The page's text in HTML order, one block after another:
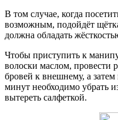
В том случае, когда
возможным, подойдёт
должна обладать
Чтобы приступить к
волоски маслом, провести
бровей к внешнему, а
минут необходимо убрать
вытереть салфеткой.